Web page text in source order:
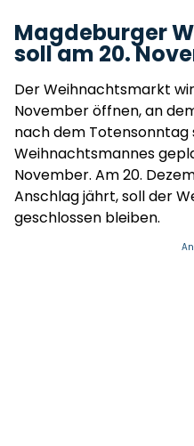
Magdeburger
soll am 20.
Der Weihnachtsmarkt
November öffnen, an
nach dem Totensonntag
Weihnachtsmannes
November. Am 20.
Anschlag jährt, soll der
geschlossen bleiben.